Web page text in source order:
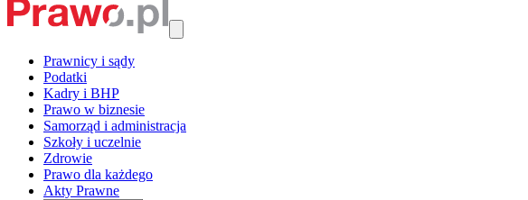
Prawnicy i sądy
Podatki
Kadry i BHP
Prawo w biznesie
Samorząd i administracja
Szkoły i uczelnie
Zdrowie
Prawo dla każdego
Akty Prawne